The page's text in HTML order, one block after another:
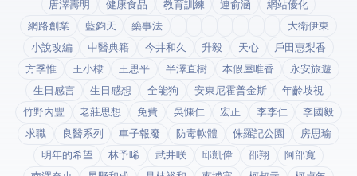
唐澤壽明
健康食品 教育訓練 連俞涵
網站優化
網路創業
藍鈞天 藥事法
大衛伊東
小說改編
中醫典籍 今井和久 升毅 天心
戶田惠梨香
方季惟
王小棣 王思平 半澤直樹 本假屋唯香
永安旅遊
生日感言
生日感想 全能狗 安東尼霍普金斯
年齡歧視
竹野內豐
老莊思想 免費 吳慷仁 宏正 李李仁
李國毅
求職
良醫系列 車子報廢 防毒軟體 侏羅記公園
房思瑜
明年的希望
林予晞 武井咲 邱凱偉 邵翔
阿部寬